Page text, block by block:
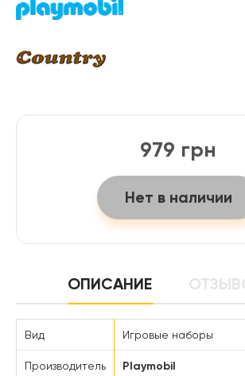
979 грн
Нет в наличии
ОПИСАНИЕ
Вид Игровые наборы
Производитель Playmobil